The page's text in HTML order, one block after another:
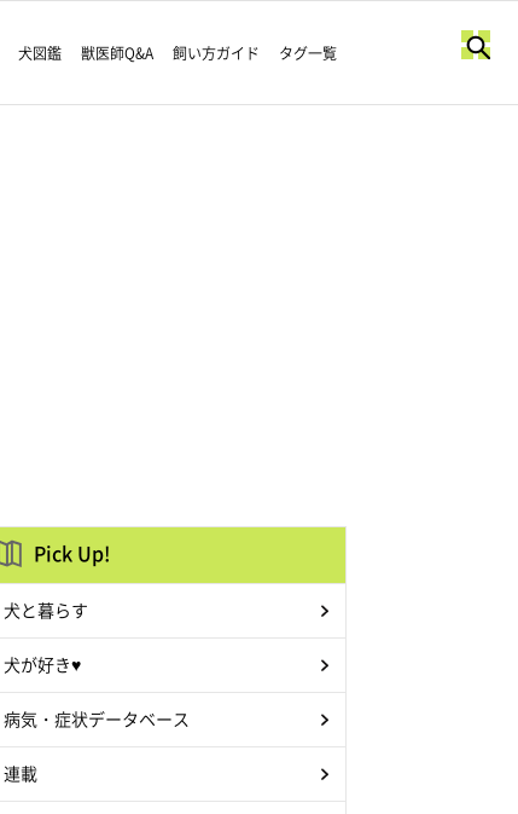
犬図鑑 獣医師Q&A 飼い方ガイド タグ一覧
Pick Up!
犬と暮らす
犬が好き♥
病気・症状データベース
連載